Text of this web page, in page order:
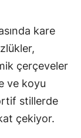
kare
çerçeveler
ve koyu
stillerde
çekiyor.